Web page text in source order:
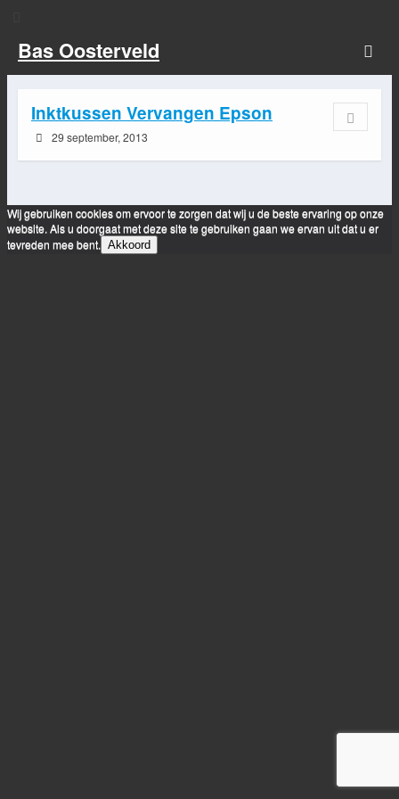
Bas Oosterveld
Inktkussen Vervangen Epson
29 september, 2013
Wij gebruiken cookies om ervoor te zorgen dat wij u de beste ervaring op onze
website. Als u doorgaat met deze site te gebruiken gaan we ervan uit dat u er
tevreden mee bent. Akkoord